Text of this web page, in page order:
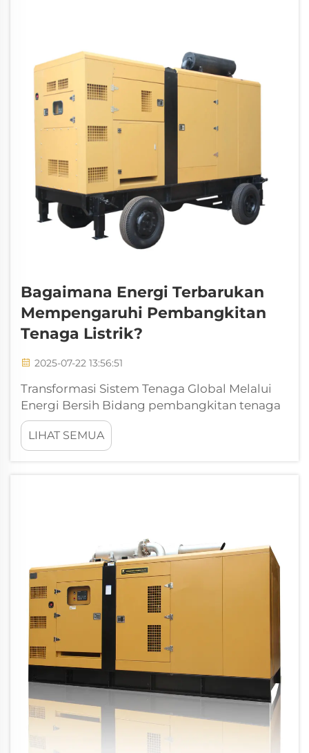
Bagaimana Energi Terbarukan
Mempengaruhi Pembangkitan
Tenaga Listrik?
2025-07-22 13:56:51
Transformasi Sistem Tenaga Global Melalui
Energi Bersih Bidang pembangkitan tenaga
sedang mengalami transformasi luar biasa
seiring dengan energi terbarukan yang
membentuk kembali cara kita memproduksi
LIHAT SEMUA